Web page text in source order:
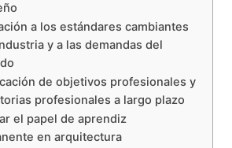
a los estándares cambiantes
y a las demandas del
de objetivos profesionales y
profesionales a largo plazo
el papel de aprendiz
en arquitectura